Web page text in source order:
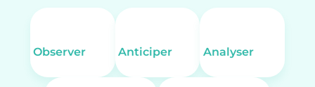
Observer Anticiper Analyser